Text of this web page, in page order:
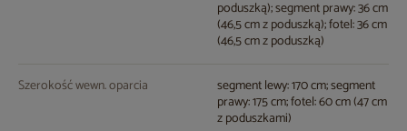
poduszką); segment prawy: 36 cm
(46,5 cm z poduszką); fotel: 36 cm
(46,5 cm z poduszką)
Szerokość wewn. oparcia segment lewy: 170 cm; segment
prawy: 175 cm; fotel: 60 cm (47 cm
z poduszkami)